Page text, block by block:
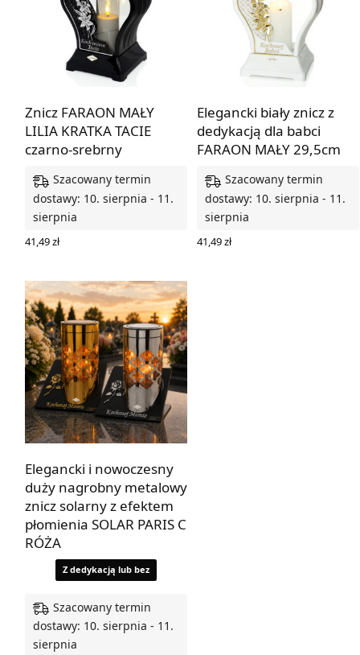
Znicz FARAON MAŁY
LILIA KRATKA TACIE
czarno-srebrny
Szacowany termin
dostawy: 10. sierpnia - 11.
sierpnia
41,49zł
Elegancki biały znicz z
dedykacją dla babci
FARAON MAŁY 29,5cm
Szacowany termin
dostawy: 10. sierpnia - 11.
sierpnia
41,49zł
Elegancki i nowoczesny
duży nagrobny metalowy
znicz solarny z efektem
płomienia SOLAR PARIS C
RÓŻA
Z dedykacją lub bez
Szacowany termin
dostawy: 10. sierpnia - 11.
sierpnia